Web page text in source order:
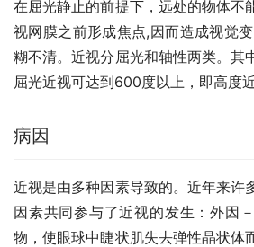
在屈光静止的前提下，远处的物体不
视网膜之前形成焦点,因而造成视觉
糊不清。近视分屈光和轴性两类。其
屈光近视可达到600度以上，即高度近
病因
近视是由多种因素导致的。近年来许
因素共同参与了近视的发生：外因
物，使眼球中睫状肌失去弹性晶状体